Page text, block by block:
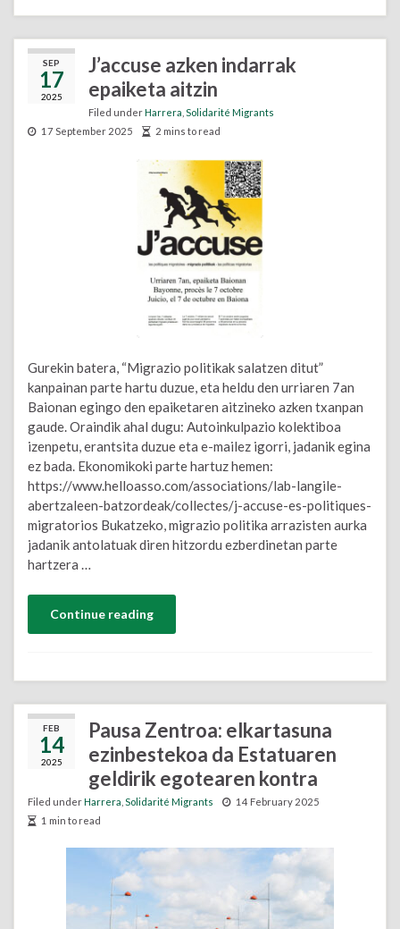
SEP
17
2025
J’accuse azken indarrak
epaiketa aitzin
Filed underHarrera Solidarité Migrants
17 September 2025
2 mins to read
Gurekin batera, “Migrazio politikak salatzen ditut”
kanpainan parte hartu duzue, eta heldu den urriaren 7an
Baionan egingo den epaiketaren aitzineko azken txanpan
gaude. Oraindik ahal dugu: Autoinkulpazio kolektiboa
izenpetu, erantsita duzue eta e-mailez igorri, jadanik egina
ez bada. Ekonomikoki parte hartuz hemen:
https://www.helloasso.com/associations/lab-langile-
abertzaleen-batzordeak/collectes/j-accuse-es-politiques-
migratorios Bukatzeko, migrazio politika arrazisten aurka
jadanik antolatuak diren hitzordu ezberdinetan parte
hartzera …
Continue reading
FEB
14
2025
Pausa Zentroa: elkartasuna
ezinbestekoa da Estatuaren
geldirik egotearen kontra
Filed underHarrera Solidarité Migrants
14 February 2025
1 min to read